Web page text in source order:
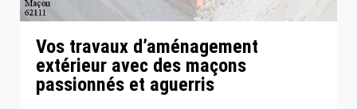
Vos travaux d’aménagement
extérieur avec des maçons
passionnés et aguerris